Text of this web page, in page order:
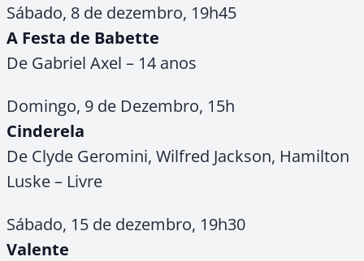
Sábado, 8 de dezembro, 19h45
A Festa de Babette
De Gabriel Axel – 14 anos
Domingo, 9 de Dezembro, 15h
Cinderela
De Clyde Geromini, Wilfred Jackson, Hamilton
Luske – Livre
Sábado, 15 de dezembro, 19h30
Valente